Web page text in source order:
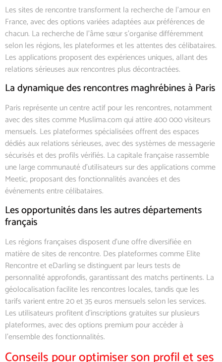
Les sites de rencontre transforment la recherche de l’amour en
France, avec des options variées adaptées aux préférences de
chacun. La recherche de l’âme sœur s’organise différemment
selon les régions, les plateformes et les attentes des célibataires.
Les applications proposent des expériences uniques, allant des
relations sérieuses aux rencontres plus décontractées.
La dynamique des rencontres maghrébines à Paris
Paris représente un centre actif pour les rencontres, notamment
avec des sites comme Muslima.com qui attire 400 000 visiteurs
mensuels. Les plateformes spécialisées offrent des espaces
dédiés aux relations sérieuses, avec des systèmes de messagerie
sécurisés et des profils vérifiés. La capitale française rassemble
une large communauté d’utilisateurs sur des applications comme
Meetic, proposant des fonctionnalités avancées et des
événements entre célibataires.
Les opportunités dans les autres départements
français
Les régions françaises disposent d’une offre diversifiée en
matière de sites de rencontre. Des plateformes comme Elite
Rencontre et eDarling se distinguent par leurs tests de
personnalité approfondis, garantissant des matchs pertinents. La
géolocalisation facilite les rencontres locales, tandis que les
tarifs varient entre 20 et 35 euros mensuels selon les services.
Les utilisateurs profitent d’inscriptions gratuites sur plusieurs
plateformes, avec des options premium pour accéder à
l’ensemble des fonctionnalités.
Conseils pour optimiser son profil et ses